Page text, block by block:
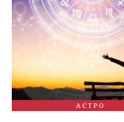
АСТРО